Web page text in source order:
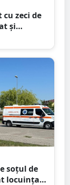
cu zeci de
și
soțul de
locuința